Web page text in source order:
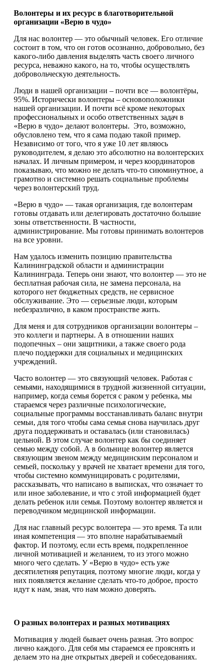
Волонтеры и их ресурс в благотворительной
организации «Верю в чудо»
Для нас волонтер — это обычный человек. Его отличие
состоит в том, что он готов осознанно, добровольно, без
какого-либо давления выделять часть своего личного
ресурса, неважно какого, на то, чтобы осуществлять
добровольческую деятельность.
Люди в нашей организации – почти все — волонтёры,
95%. Исторически волонтеры – основоположники
нашей организации. И почти всё кроме некоторых
профессиональных и особо ответственных задач в
«Верю в чудо» делают волонтеры. Это, возможно,
обусловлено тем, что я сама подаю такой пример.
Независимо от того, что я уже 10 лет являюсь
руководителем, я делаю это абсолютно на волонтерских
началах. И личным примером, и через координаторов
показываю, что можно не делать что-то сиюминутное, а
грамотно и системно решать социальные проблемы
через волонтерский труд.
«Верю в чудо» — такая организация, где волонтерам
готовы отдавать или делегировать достаточно большие
зоны ответственности. В частности,
администрирование. Мы готовы принимать волонтеров
на все уровни.
Нам удалось изменить позицию правительства
Калининградской области и администрации
Калининграда. Теперь они знают, что волонтер — это не
бесплатная рабочая сила, не замена персонала, на
которого нет бюджетных средств, не сервисное
обслуживание. Это — серьезные люди, которым
небезразлично, в каком пространстве жить.
Для меня и для сотрудников организации волонтеры –
это коллеги и партнеры. А в отношении наших
подопечных – они защитники, а также своего рода
плечо поддержки для социальных и медицинских
учреждений.
Часто волонтер — это связующий человек. Работая с
семьями, находящимися в трудной жизненной ситуации,
например, когда семья борется с раком у ребенка, мы
стараемся через различные психологические,
социальные программы восстанавливать баланс внутри
семьи, для того чтобы сама семья снова научилась друг
друга поддерживать и оставалась (или становилась)
цельной. В этом случае волонтер как бы соединяет
семью между собой. А в больнице волонтер является
связующим звеном между медицинским персоналом и
семьей, поскольку у врачей не хватает времени для того,
чтобы системно коммуницировать с родителями,
рассказывать, что написано в выписках, что означает то
или иное заболевание, и что с этой информацией будет
делать ребенок или семья. Поэтому волонтер является и
переводчиком медицинской информации.
Для нас главный ресурс волонтера — это время. Та или
иная компетенция — это вполне нарабатываемый
фактор. И поэтому, если есть время, подкрепленное
личной мотивацией и желанием, то из этого можно
много чего сделать. У «Верю в чудо» есть уже
десятилетняя репутация, поэтому многие люди, когда у
них появляется желание сделать что-то доброе, просто
идут к нам, зная, что нам можно доверять.
О разных волонтерах и разных мотивациях
Мотивация у людей бывает очень разная. Это вопрос
лично каждого. Для себя мы стараемся ее прояснять и
делаем это на дне открытых дверей и собеседованиях.